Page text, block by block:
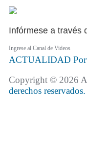
Infórmese a través
Ingrese al Canal de Videos
ACTUALIDAD
Copyright © 2026
derechos reservados.